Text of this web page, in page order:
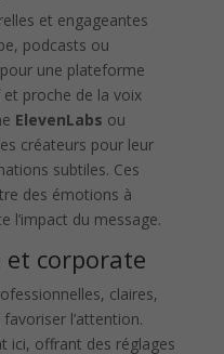
et engageantes
podcasts ou
une plateforme
proche de la voix
ElevenLabs ou
créateurs pour leur
subtiles. Ces
des émotions à
l’impact du message.
corporate
claires,
l’attention.
ici, offrant des réglages